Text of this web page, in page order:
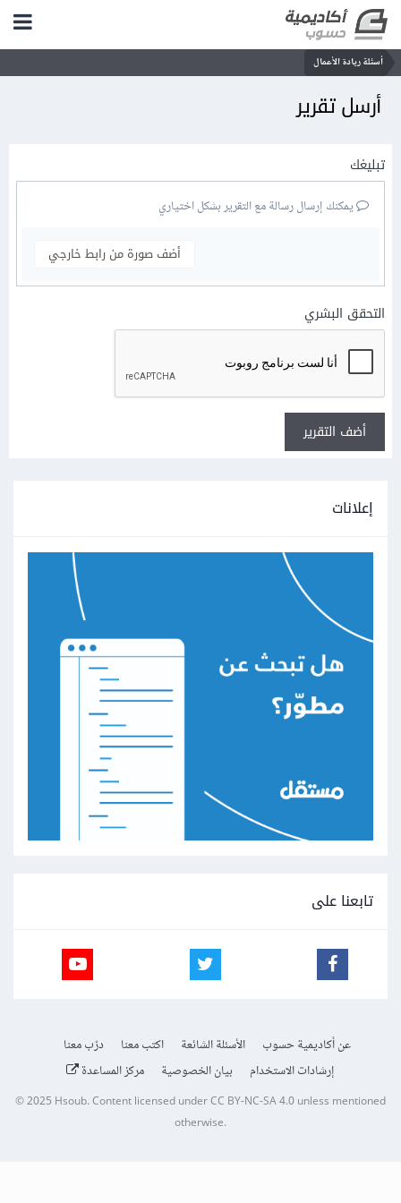
أسئلة ريادة الأعمال
أرسل تقرير
تبليغك
يمكنك إرسال رسالة مع التقرير بشكل اختياري
أضف صورة من رابط خارجي
التحقق البشري
أضف التقرير
إعلانات
تابعنا على
عن أكاديمية حسوب الأسئلة الشائعة اكتب معنا
درّب معنا
إرشادات الاستخدام
بيان الخصوصية مركز المساعدة
© 2025 Hsoub.Content licensed underCC BY-NC-SA 4.0unless mentioned
otherwise.